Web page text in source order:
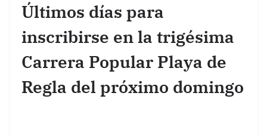
Últimos días para
inscribirse en la trigésima
Carrera Popular Playa de
Regla del próximo domingo